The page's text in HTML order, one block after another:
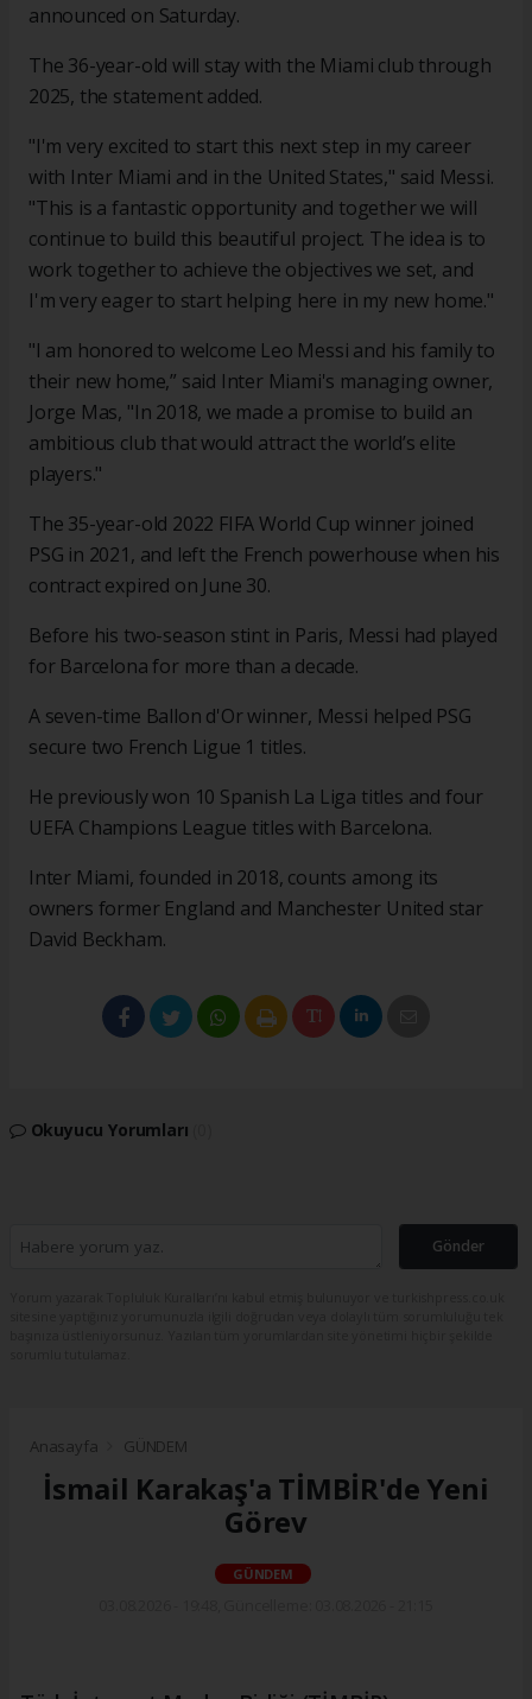
announced on Saturday.
The 36-year-old will stay with the Miami club through
2025, the statement added.
"I'm very excited to start this next step in my career
with Inter Miami and in the United States," said Messi.
"This is a fantastic opportunity and together we will
continue to build this beautiful project. The idea is to
work together to achieve the objectives we set, and
I'm very eager to start helping here in my new home."
"I am honored to welcome Leo Messi and his family to
their new home,” said Inter Miami's managing owner,
Jorge Mas, "In 2018, we made a promise to build an
ambitious club that would attract the world’s elite
players."
The 35-year-old 2022 FIFA World Cup winner joined
PSG in 2021, and left the French powerhouse when his
contract expired on June 30.
Before his two-season stint in Paris, Messi had played
for Barcelona for more than a decade.
A seven-time Ballon d'Or winner, Messi helped PSG
secure two French Ligue 1 titles.
He previously won 10 Spanish La Liga titles and four
UEFA Champions League titles with Barcelona.
Inter Miami, founded in 2018, counts among its
owners former England and Manchester United star
David Beckham.
Okuyucu Yorumları
Gönder
Anasayfa GÜNDEM
İsmail Karakaş'a TİMBİR'de Yeni
Görev
GÜNDEM